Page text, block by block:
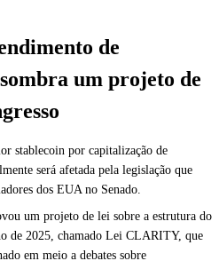
de
um projeto de
stablecoin por capitalização de
será afetada pela legislação que
dos EUA no Senado.
um projeto de lei sobre a estrutura do
de 2025, chamado Lei CLARITY, que
em meio a debates sobre